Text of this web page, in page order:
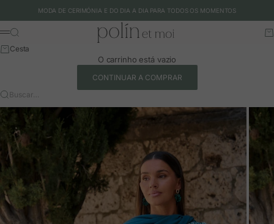
MODA DE CERIMÓNIA E DO DIA A DIA PARA TODOS OS MOMENTOS
Polín et moi - EU
Menu
Buscar
Cesta
O carrinho está vazio
CONTINUAR A COMPRAR
Buscar…